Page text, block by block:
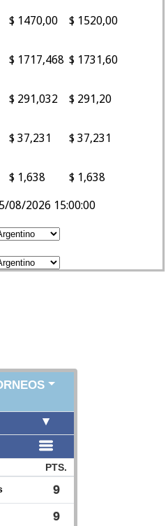
$ 1470,00 $ 1520,00
$ 1717,468 $ 1731,60
$ 291,032 $ 291,20
$ 37,231 $ 37,231
$ 1,638 $ 1,638
08/2026 15:00:00